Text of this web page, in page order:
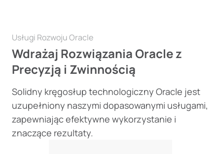
Usługi Rozwoju Oracle
Wdrażaj Rozwiązania Oracle z
Precyzją i Zwinnością
Solidny kręgosłup technologiczny Oracle jest
uzupełniony naszymi dopasowanymi usługami,
zapewniając efektywne wykorzystanie i
znaczące rezultaty.